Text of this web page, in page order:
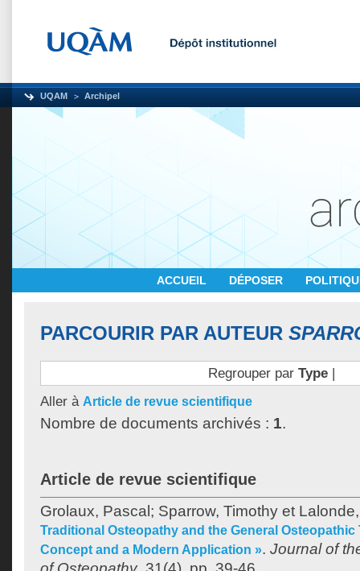
UQAM Archipel
ACCUEIL DÉPOSER
PARCOURIR PAR AUTEUR
Regrouper par Type|
Aller à Article de revue scientifique
Nombre de documents archivés : 1.
Article de revue scientifique
Grolaux, Pascal ; Sparrow, Timothy et
Traditional Osteopathy and the General Osteopathic
Concept and a Modern Application ». Journal of